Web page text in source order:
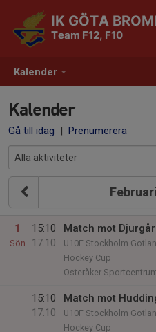
Kalender
IK GÖTA
Team F12, F10
Kalender
Gå till idag | Prenumerera
1
Sön
15:10
17:10
Match mot
U10F Stockholm
Hockey Cup
Österåker
15:10
17:10
Match mot
U10F Stockholm
Hockey Cup